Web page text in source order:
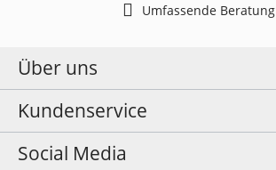
Umfassende Beratung
Über uns
Kundenservice
Social Media